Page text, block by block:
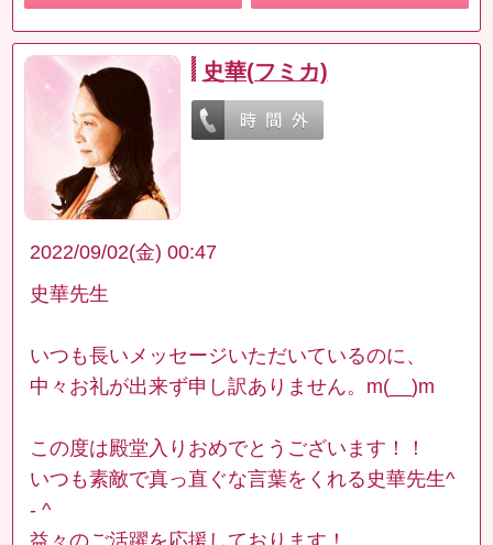
史華(フミカ)
2022/09/02(金) 00:47
史華先生
いつも長いメッセージいただいているのに、
中々お礼が出来ず申し訳ありません。m(__)m
この度は殿堂入りおめでとうございます！！
いつも素敵で真っ直ぐな言葉をくれる史華先生^
- ^